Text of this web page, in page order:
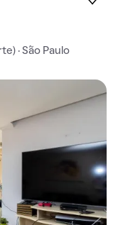
· São Paulo